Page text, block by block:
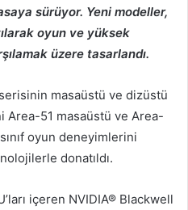
sürüyor. Yeni modeller,
oyun ve yüksek
üzere tasarlandı.
masaüstü ve dizüstü
Area-51 masaüstü ve Area-
oyun deneyimlerini
donatıldı.
içeren NVIDIA® Blackwell